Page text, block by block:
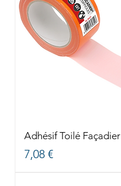
Adhésif Toilé Façadier
Prix
7,08 €